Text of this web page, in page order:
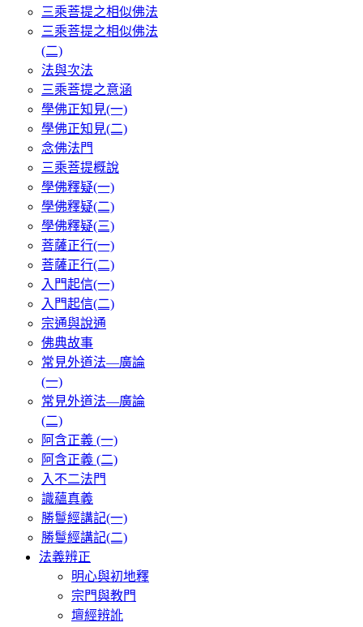
三乘菩提之相似佛法
三乘菩提之相似佛法
(二)
法與次法
三乘菩提之意涵
學佛正知見(一)
學佛正知見(二)
念佛法門
三乘菩提概說
學佛釋疑(一)
學佛釋疑(二)
學佛釋疑(三)
菩薩正行(一)
菩薩正行(二)
入門起信(一)
入門起信(二)
宗通與說通
佛典故事
常見外道法—廣論
(一)
常見外道法—廣論
(二)
阿含正義 (一)
阿含正義 (二)
入不二法門
識蘊真義
勝鬘經講記(一)
勝鬘經講記(二)
法義辨正
明心與初地釋
宗門與教門
壇經辨訛